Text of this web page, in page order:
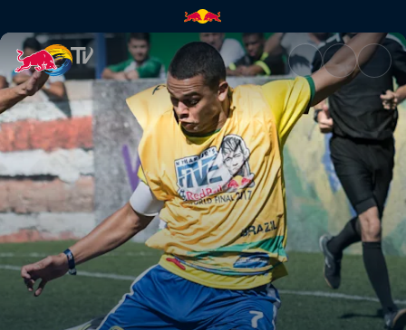
O que é o Neymar Jr's Five? |